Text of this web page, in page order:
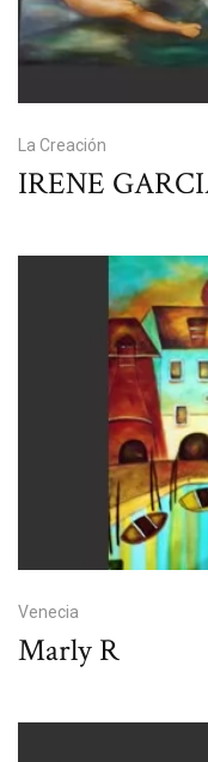
La Creación
IRENE
Venecia
Marly R